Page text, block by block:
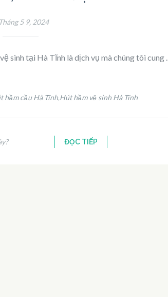
Tháng 5 9, 2024
sinh tại Hà Tĩnh là dịch vụ mà chúng tôi cung …
hầm cầu Hà Tĩnh,Hút hầm vệ sinh Hà Tĩnh
ĐỌC TIẾP